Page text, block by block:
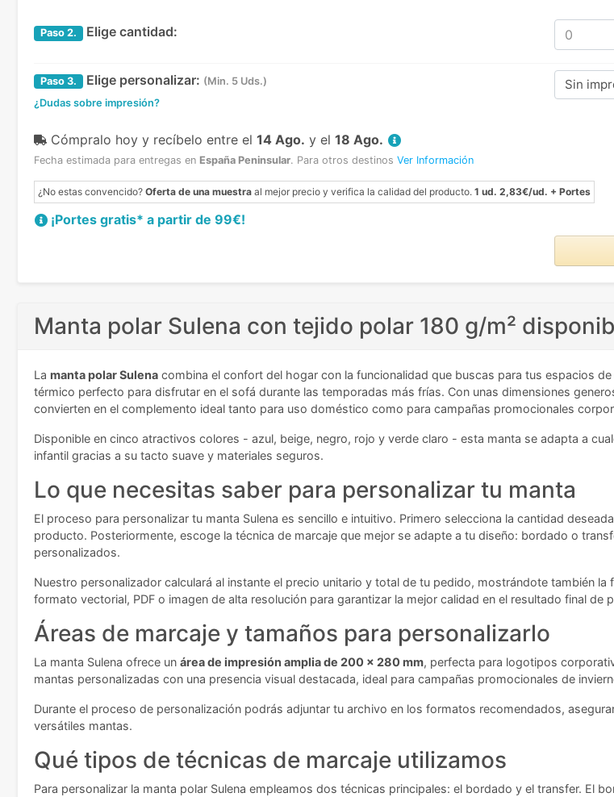
Paso 2. Elige cantidad:
Paso 3. Elige personalizar: (Min. 5 Uds.)
¿Dudas sobre impresión?
Sin
Cómpralo hoy y recíbelo entre el 14 Ago. y el 18 Ago.
Fecha estimada para entregas en España Peninsular. Para otros destinos Ver Información
¿No estas convencido? Oferta de una muestra al mejor precio y verifica la calidad del producto. 1 ud. 2,83€/ud. + Portes
¡Portes gratis* a partir de 99€!
Manta polar Sulena con tejido polar 180 g/m²
La manta polar Sulena combina el confort del hogar con la funcionalidad que buscas para tus espacios
térmico perfecto para disfrutar en el sofá durante las temporadas más frías. Con unas dimensiones
convierten en el complemento ideal tanto para uso doméstico como para campañas promocionales
Disponible en cinco atractivos colores - azul, beige, negro, rojo y verde claro - esta manta se adapta a
infantil gracias a su tacto suave y materiales seguros.
Lo que necesitas saber para personalizar tu manta
El proceso para personalizar tu manta Sulena es sencillo e intuitivo. Primero selecciona la cantidad
producto. Posteriormente, escoge la técnica de marcaje que mejor se adapte a tu diseño: bordado o
personalizados.
Nuestro personalizador calculará al instante el precio unitario y total de tu pedido, mostrándote también
formato vectorial, PDF o imagen de alta resolución para garantizar la mejor calidad en el resultado final de
Áreas de marcaje y tamaños para personalizarlo
La manta Sulena ofrece un área de impresión amplia de 200 x 280 mm, perfecta para logotipos
mantas personalizadas con una presencia visual destacada, ideal para campañas promocionales de
Durante el proceso de personalización podrás adjuntar tu archivo en los formatos recomendados,
versátiles mantas.
Qué tipos de técnicas de marcaje utilizamos
Para personalizar la manta polar Sulena empleamos dos técnicas principales: el bordado y el transfer. El